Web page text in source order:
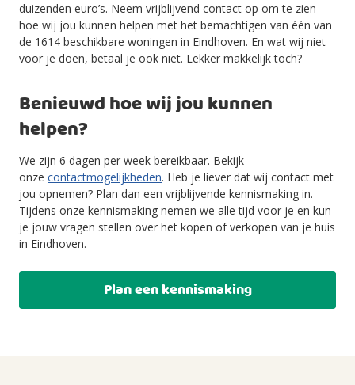
duizenden euro’s. Neem vrijblijvend contact op om te zien
hoe wij jou kunnen helpen met het bemachtigen van één van
de 1614 beschikbare woningen in Eindhoven. En wat wij niet
voor je doen, betaal je ook niet. Lekker makkelijk toch?
Benieuwd hoe wij jou kunnen
helpen?
We zijn 6 dagen per week bereikbaar. Bekijk
onze contactmogelijkheden. Heb je liever dat wij contact met
jou opnemen? Plan dan een vrijblijvende kennismaking in.
Tijdens onze kennismaking nemen we alle tijd voor je en kun
je jouw vragen stellen over het kopen of verkopen van je huis
in Eindhoven.
Plan een kennismaking